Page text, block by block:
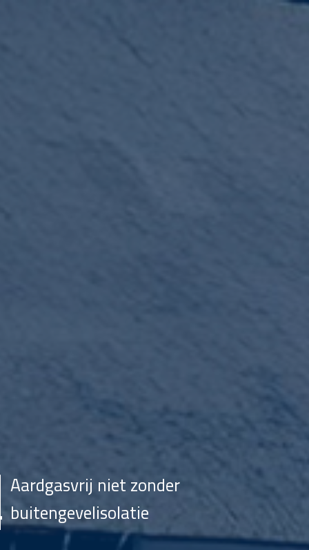
Aardgasvrij niet zonder
buitengevelisolatie